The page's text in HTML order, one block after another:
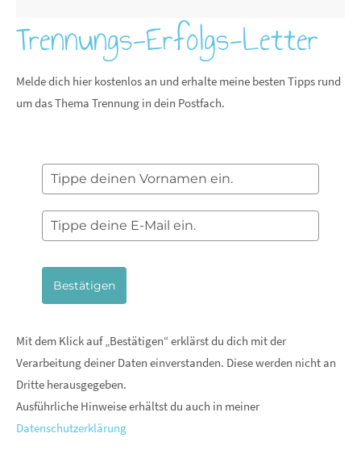
Trennungs-Erfolgs-Letter
Melde dich hier kostenlos an und erhalte meine besten Tipps rund
um das Thema Trennung in dein Postfach.
Bestätigen
Mit dem Klick auf „Bestätigen“ erklärst du dich mit der
Verarbeitung deiner Daten einverstanden. Diese werden nicht an
Dritte herausgegeben.
Ausführliche Hinweise erhältst du auch in meiner
Datenschutzerklärung